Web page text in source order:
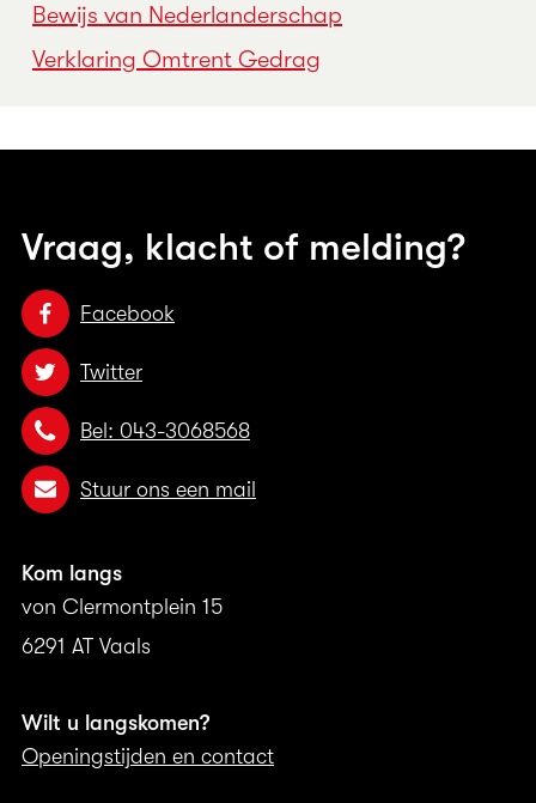
Bewijs van Nederlanderschap
Verklaring Omtrent Gedrag
Vraag, klacht of melding?
Facebook
Twitter
Bel: 043-3068568
Stuur ons een mail
Kom langs
von Clermontplein 15
6291 AT Vaals
Wilt u langskomen?
Openingstijden en contact